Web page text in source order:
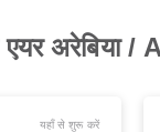
एयर
यहाँ से शुरू करें